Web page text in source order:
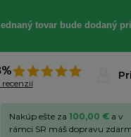
tovar bude dodaný
recenzií
Nakúp ešte za 100,00 € a v
rámci SR máš dopravu